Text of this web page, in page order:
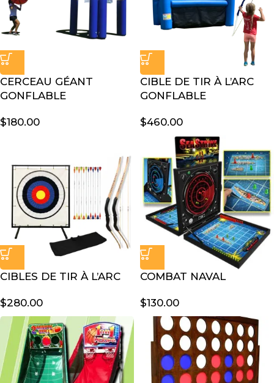
CERCEAU GÉANT
GONFLABLE
$180.00
CIBLE DE TIR À L’ARC
GONFLABLE
$460.00
CIBLES DE TIR À L’ARC
$280.00
COMBAT NAVAL
$130.00